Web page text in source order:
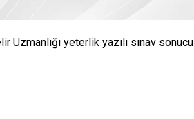
Uzmanlığı yeterlik yazılı sınav sonucu